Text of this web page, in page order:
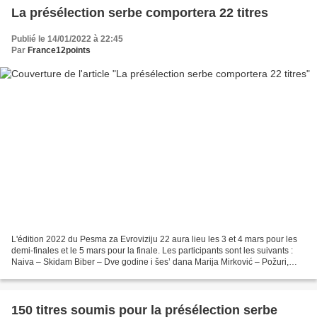
La présélection serbe comportera 22 titres
Publié le 14/01/2022 à 22:45
Par France12points
L'édition 2022 du Pesma za Evroviziju 22 aura lieu les 3 et 4 mars pour les
demi-finales et le 5 mars pour la finale. Les participants sont les suivants :
Naiva – Skidam Biber – Dve godine i šes’ dana Marija Mirković – Požuri,
150 titres soumis pour la présélection serbe